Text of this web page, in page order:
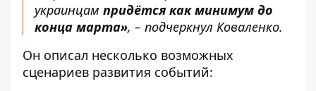
украинцам придётся как минимум до
конца марта», – подчеркнул Коваленко.
Он описал несколько возможных
сценариев развития событий: